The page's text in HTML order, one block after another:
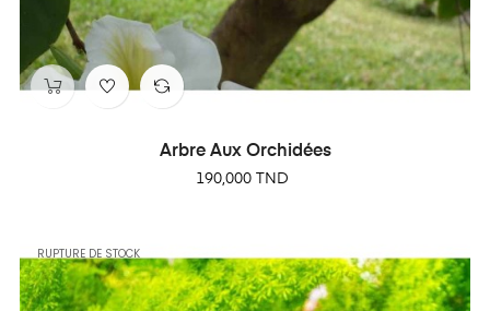
Arbre Aux Orchidées
Prix
190,000 TND
RUPTURE DE STOCK